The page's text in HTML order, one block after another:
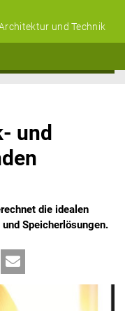
und Technik
und
die idealen
Speicherlösungen.